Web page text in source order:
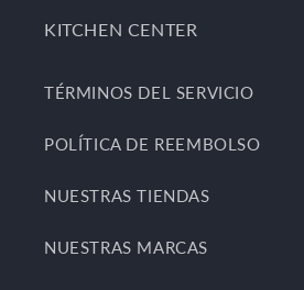
KITCHEN CENTER
TÉRMINOS DEL SERVICIO
POLÍTICA DE REEMBOLSO
NUESTRAS TIENDAS
NUESTRAS MARCAS